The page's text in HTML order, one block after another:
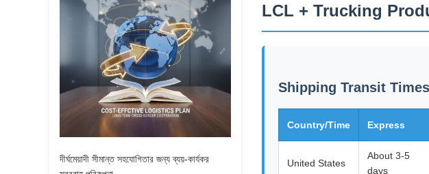
দীর্ঘমেয়াদী সীমান্ত সহযোগিতার জন্য ব্যয়-কার্যকর
LCL + Trucking
Shipping Transit Times
Country/Time Express
United States
About 3-5
days